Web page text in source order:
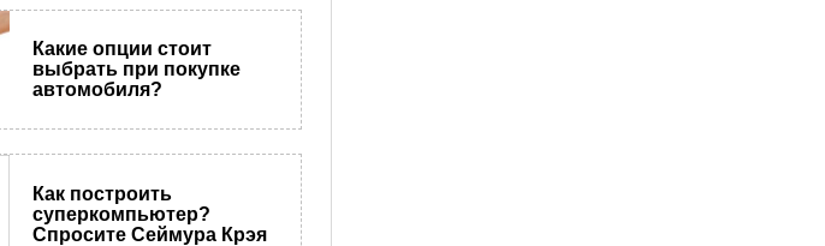
Какие опции стоит
выбрать при покупке
автомобиля?
Как построить
суперкомпьютер?
Спросите Сеймура Крэя